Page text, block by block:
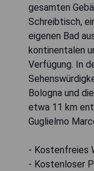
gesamten
Schreibtisch,
eigenen Bad
kontinentalen
Verfügung. In
Bologna und
etwa 11 km
Guglielmo
- Kostenfreies
- Kostenloser